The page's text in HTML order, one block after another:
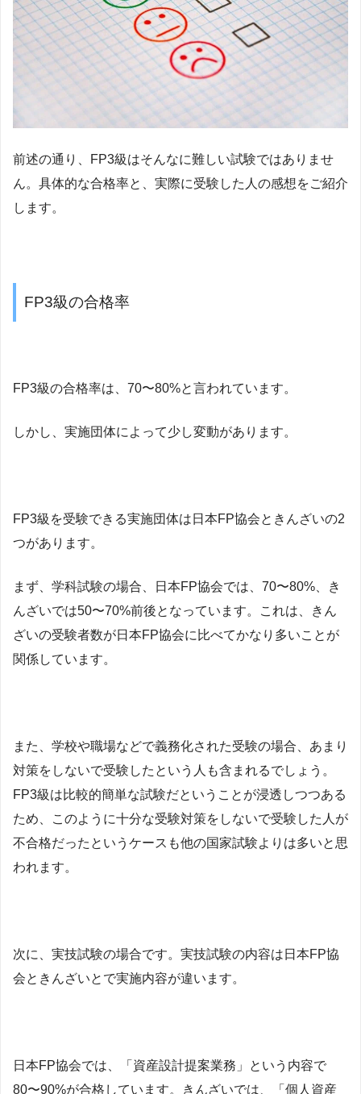
前述の通り、FP3級はそんなに難しい試験ではありませ
ん。具体的な合格率と、実際に受験した人の感想をご紹介
します。
FP3級の合格率
FP3級の合格率は、70〜80%と言われています。
しかし、実施団体によって少し変動があります。
FP3級を受験できる実施団体は日本FP協会ときんざいの2
つがあります。
まず、学科試験の場合、日本FP協会では、70〜80%、き
んざいでは50〜70%前後となっています。これは、きん
ざいの受験者数が日本FP協会に比べてかなり多いことが
関係しています。
また、学校や職場などで義務化された受験の場合、あまり
対策をしないで受験したという人も含まれるでしょう。
FP3級は比較的簡単な試験だということが浸透しつつある
ため、このように十分な受験対策をしないで受験した人が
不合格だったというケースも他の国家試験よりは多いと思
われます。
次に、実技試験の場合です。実技試験の内容は日本FP協
会ときんざいとで実施内容が違います。
日本FP協会では、「資産設計提案業務」という内容で
80〜90%が合格しています。きんざいでは、「個人資産